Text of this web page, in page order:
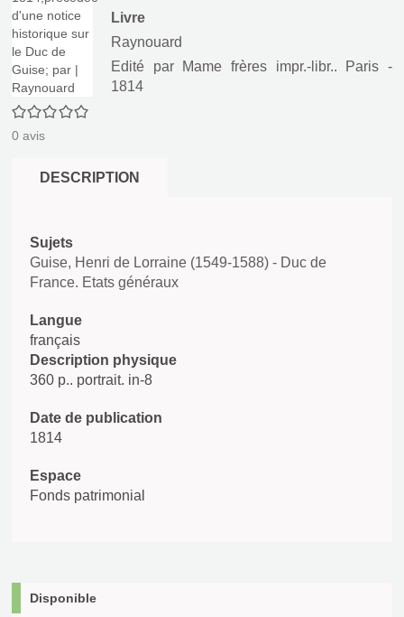
0/5
0 avis
Livre
Raynouard
Edité par Mame frères impr.-libr.. Paris -
1814
DESCRIPTION
Sujets
Guise, Henri de Lorraine (1549-1588) - Duc de
France. Etats généraux
Langue
français
Description physique
360 p.. portrait. in-8
Date de publication
1814
Espace
Fonds patrimonial
Disponible